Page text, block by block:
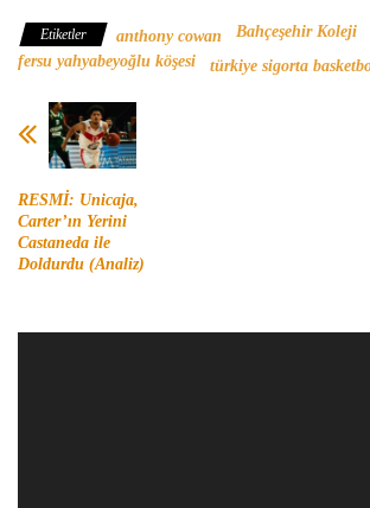
Etiketler anthony cowan Bahçeşehir Koleji
fersu yahyabeyoğlu köşesi
türkiye sigorta
RESMİ: Unicaja,
Carter’ın Yerini
Castaneda ile
Doldurdu (Analiz)